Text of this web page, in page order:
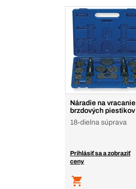
Náradie na vracanie
brzdových piestikov
18-dielna súprava
Prihlásiť sa a zobraziť
ceny